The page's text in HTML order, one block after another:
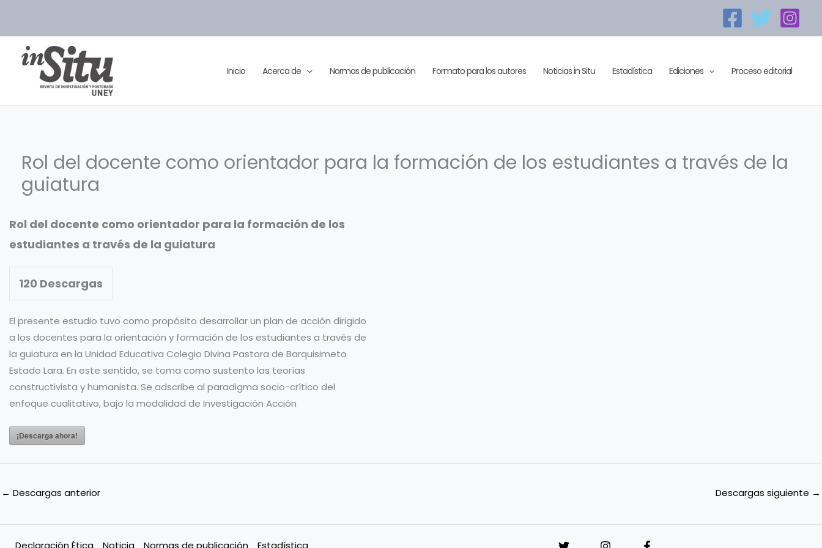
Inicio Acerca de Normas de publicación Formato para los autores Noticias in Situ Estadística Ediciones Proceso editorial
Rol del docente como orientador para la formación de los estudiantes a través de la
guiatura
Rol del docente como orientador para la formación de los
estudiantes a través de la guiatura
120 Descargas
El presente estudio tuvo como propósito desarrollar un plan de acción dirigido
a los docentes para la orientación y formación de los estudiantes a través de
la guiatura en la Unidad Educativa Colegio Divina Pastora de Barquisimeto
Estado Lara. En este sentido, se toma como sustento las teorías
constructivista y humanista. Se adscribe al paradigma socio-crítico del
enfoque cualitativo, bajo la modalidad de Investigación Acción
¡Descarga ahora!
← Descargas anterior Descargas siguiente →
Declaración Ética Noticia Normas de publicación Estadística